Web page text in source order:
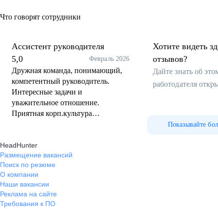
Что говорят сотрудники
Ассистент руководителя
5,0
Февраль 2026
Дружная команда, понимающий,
компетентный руководитель.
Интересные задачи и
уважительное отношение.
Приятная корп.культура
Не зря люди тут работают годами
:)
Хотите видеть
отзывов?
Дайте знать об
работодателя
Показывайте
HeadHunter
Размещение вакансий
Поиск по резюме
О компании
Наши вакансии
Реклама на сайте
Требования к ПО